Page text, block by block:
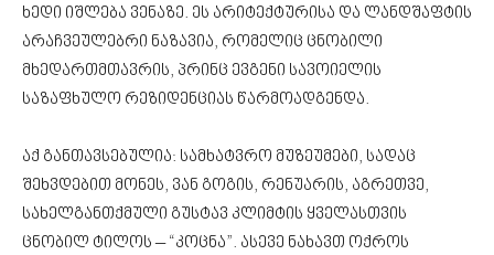
ხედი იშლება ვენაზე. ეს არიტექტურისა და ლანდშაფტის
არაჩვეულებრი ნაზავია, რომელიც ცნობილი
მხედართმთავრის, პრინც ევგენი სავოიელის
საზაფხულო რეზიდენციას წარმოადგენდა.
აქ განთავსებულია: სამხატვრო მუზეუმები, სადაც
შეხვდებით მონეს, ვან გოგის, რენუარის, აგრეთვე,
სახელგანთქმული გუსტავ კლიმტის ყველასთვის
ცნობილ ტილოს – “კოცნა”. ასევე ნახავთ ოქროს